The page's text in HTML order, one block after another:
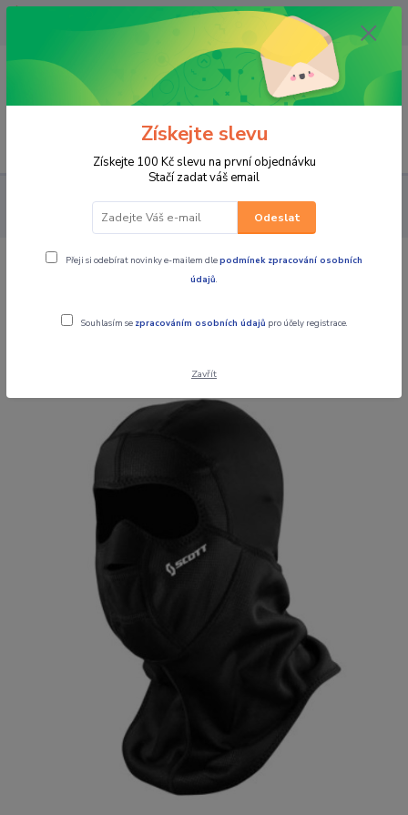
OPAVA 733537099/HLUČÍN
734541648/OLOMOUC 734593593
0,00 CZK
PRO JEZDCE
KUKLY, ČELENKY, NÁKRČNÍKY,ČEPICE POD PŘILBU
SCOTT Kukla Facemask Wind Warrior Hood
SCOTT Kukla Facemask Wind Warrior
Získejte slevu
Získejte 100 Kč slevu na první objednávku
Stačí zadat váš email
Odeslat
Přeji si odebírat novinky e-mailem dlepodmínek zpracování osobních
údajů.
Souhlasím se zpracováním osobních údajů pro účely registrace.
Zavřít